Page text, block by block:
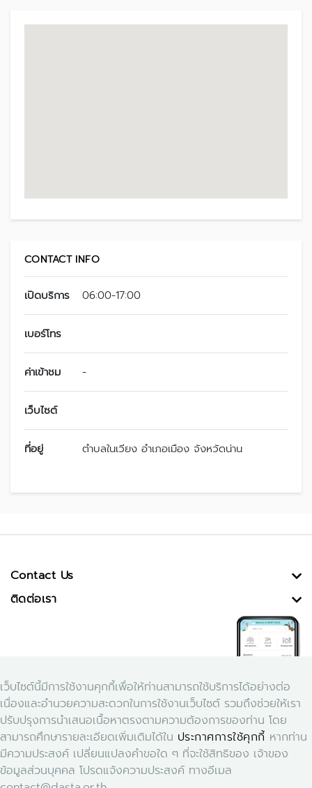
CONTACT INFO
เปิดบริการ 06:00-17:00
เบอร์โทร
ค่าเข้าชม -
เว็บไซต์
ที่อยู่ ตำบลในเวียง อำเภอเมือง จังหวัดน่าน
เว็บไซต์นี้มีการใช้งานคุกกี้เพื่อให้ท่านสามารถใช้บริการได้อย่างต่อ
เนื่องและอำนวยความสะดวกในการใช้งานเว็บไซต์ รวมถึงช่วยให้เรา
ปรับปรุงการนำเสนอเนื้อหาตรงตามความต้องการของท่าน โดย
สามารถศึกษารายละเอียดเพิ่มเติมได้ใน ประกาศการใช้คุกกี้ หากท่าน
มีความประสงค์ เปลี่ยนแปลงคำขอใด ๆ ที่จะใช้สิทธิของ เจ้าของ
ข้อมูลส่วนบุคคล โปรดแจ้งความประสงค์ ทางอีเมล
Contact Us
ติดต่อเรา
Download Application Smart Dasta